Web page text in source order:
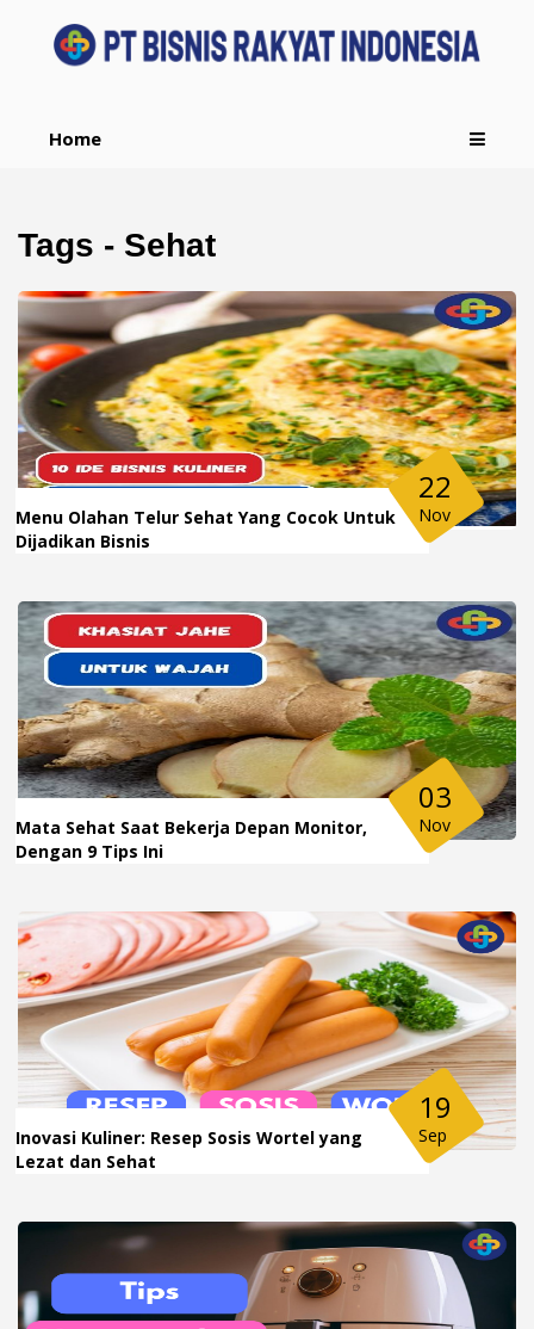
Home
Tags - Sehat
Menu Olahan Telur Sehat Yang Cocok Untuk
Dijadikan Bisnis
22
Nov
Mata Sehat Saat Bekerja Depan Monitor,
Dengan 9 Tips Ini
03
Nov
Inovasi Kuliner: Resep Sosis Wortel yang
Lezat dan Sehat
19
Sep